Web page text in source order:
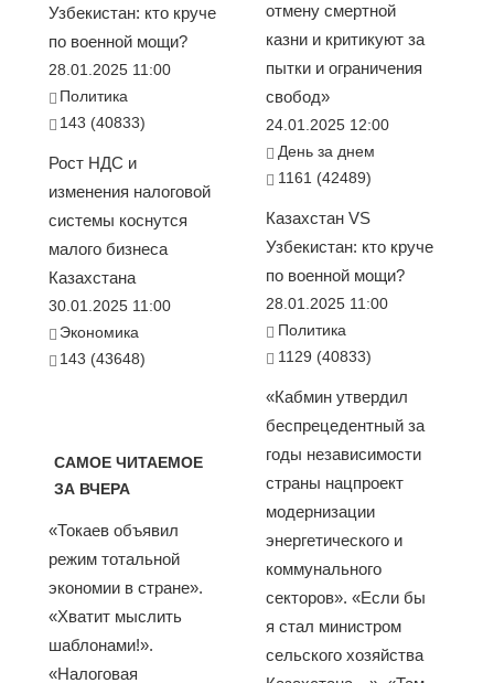
Узбекистан: кто круче
по военной мощи?
28.01.2025 11:00
Политика
143 (40833)
Рост НДС и
изменения налоговой
системы коснутся
малого бизнеса
Казахстана
30.01.2025 11:00
Экономика
143 (43648)
САМОЕ ЧИТАЕМОЕ
ЗА ВЧЕРА
«Токаев объявил
режим тотальной
экономии в стране».
«Хватит мыслить
шаблонами!».
«Налоговая
отмену смертной
казни и критикуют за
пытки и ограничения
свобод»
24.01.2025 12:00
День за днем
1161 (42489)
Казахстан VS
Узбекистан: кто круче
по военной мощи?
28.01.2025 11:00
Политика
1129 (40833)
«Кабмин утвердил
беспрецедентный за
годы независимости
страны нацпроект
модернизации
энергетического и
коммунального
секторов». «Если бы
я стал министром
сельского хозяйства